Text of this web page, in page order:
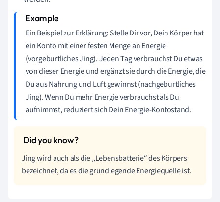
Ein Beispiel zur Erklärung: Stelle Dir vor, Dein Körper hat
ein Konto mit einer festen Menge an Energie
(vorgeburtliches Jing). Jeden Tag verbrauchst Du etwas
von dieser Energie und ergänzt sie durch die Energie, die
Du aus Nahrung und Luft gewinnst (nachgeburtliches
Jing). Wenn Du mehr Energie verbrauchst als Du
aufnimmst, reduziert sich Dein Energie-Kontostand.
Jing wird auch als die „Lebensbatterie“ des Körpers
bezeichnet, da es die grundlegende Energiequelle ist.